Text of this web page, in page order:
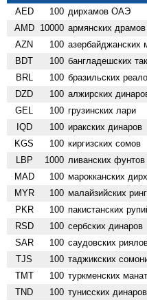
AED
100 дирхамов ОАЭ
AMD 10000 армянских драмов
AZN 100 азербайджанских
BDT 100 бангладешских так
BRL 100 бразильских
DZD 100 алжирских
GEL 100 грузинских лари
IQD 100 иракских динаров
KGS 100 киргизских сомов
LBP 1000 ливанских фунтов
MAD 100 марокканских
MYR 100 малайзийских
PKR 100 пакистанских
RSD 100 сербских динаров
SAR 100 саудовских
TJS 100 таджикских
TMT 100 туркменских
TND 100 тунисских динаров